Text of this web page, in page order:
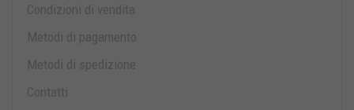
Condizioni di vendita
Metodi di pagamento
Metodi di spedizione
Contatti